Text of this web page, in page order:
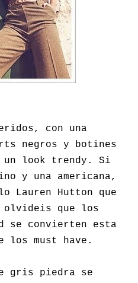
con una
negros y botines
look trendy. Si
y una americana,
Lauren Hutton que
olvideis que los
se convierten esta
los must have.
gris piedra se